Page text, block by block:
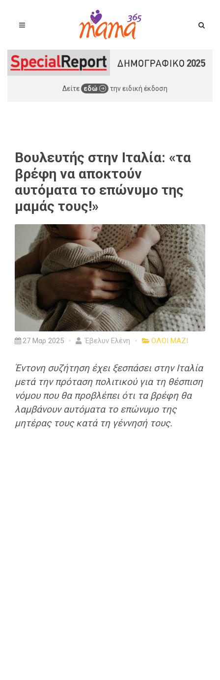
Δείτε εδώ την ειδική έκδοση
Βουλευτής στην Ιταλία: «τα
βρέφη να αποκτούν
αυτόματα το επώνυμο της
μαμάς τους!»
27 Μαρ 2025 Έβελυν Ελένη ΟΛΟΙ ΜΑΖΙ
Έντονη συζήτηση έχει ξεσπάσει στην Ιταλία
μετά την πρόταση πολιτικού για τη θέσπιση
νόμου που θα προβλέπει ότι τα βρέφη θα
λαμβάνουν αυτόματα το επώνυμο της
μητέρας τους κατά τη γέννησή τους.